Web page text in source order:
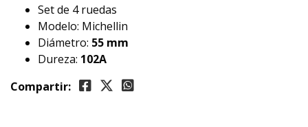
Set de 4 ruedas
Modelo: Michellin
Diámetro: 55 mm
Dureza: 102A
Compartir: